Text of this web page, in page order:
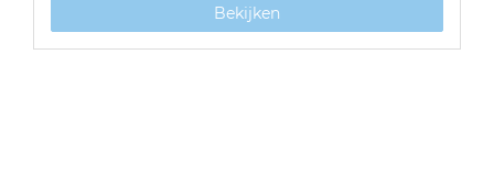
Bekijken